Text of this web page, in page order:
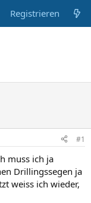
Registrieren
#1
muss ich ja
Drillingssegen ja
weiss ich wieder,